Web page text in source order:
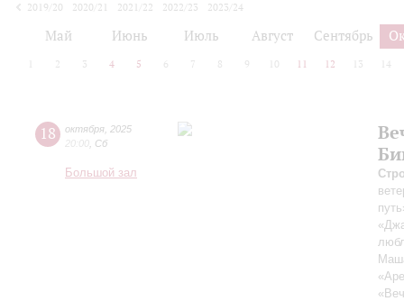
2019/20
2020/21 2021/22 2022/23
2023/24
Май Июнь Июль Август Сентябрь
2 3 4 5 6 7 8 9 10 11 12 13 14
18 октября 2025
20:00 Сб
Большой зал